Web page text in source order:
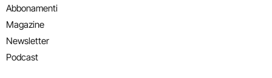
Abbonamenti
Magazine
Newsletter
Podcast